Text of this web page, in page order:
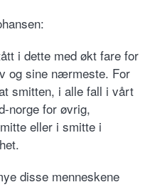
i dette med økt fare for
og sine nærmeste. For
smitten, i alle fall i vårt
norge for øvrig,
eller i smitte i
disse menneskene